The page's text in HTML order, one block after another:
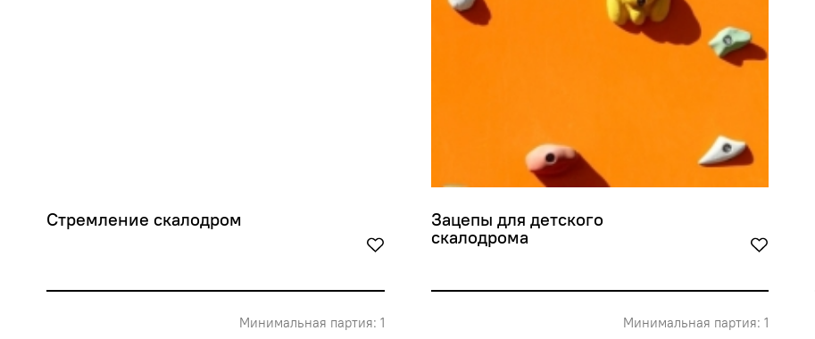
Стремление скалодром
Минимальная партия: 1
Зацепы для детского
скалодрома
Минимальная партия: 1